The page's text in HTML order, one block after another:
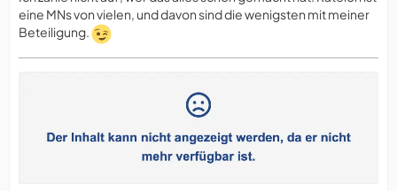
eine MNs von vielen, und davon sind die wenigsten mit meiner
Beteiligung.